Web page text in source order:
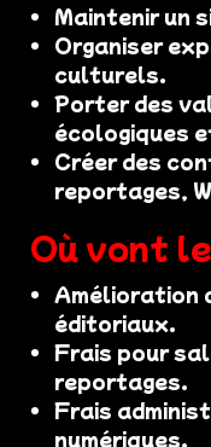
Maintenir un
Organiser
culturels.
Porter des
écologiques
Créer des
reportages,
Où vont
Amélioration
éditoriaux.
Frais pour
reportages.
Frais
numériques.